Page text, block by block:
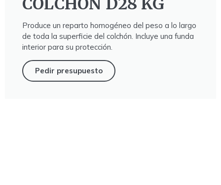
Produce un reparto homogéneo del peso a lo largo
de toda la superficie del colchón. Incluye una funda
interior para su protección.
Pedir presupuesto